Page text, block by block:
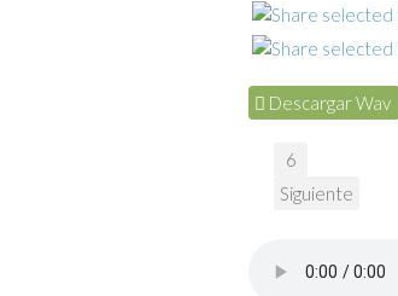
Descargar Wav
6
Siguiente